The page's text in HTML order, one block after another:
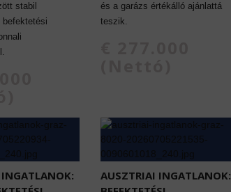
stabil
befektetési
és a garázs értékálló ajánlattá
teszik.
AUSZTRIAI INGATLANOK: